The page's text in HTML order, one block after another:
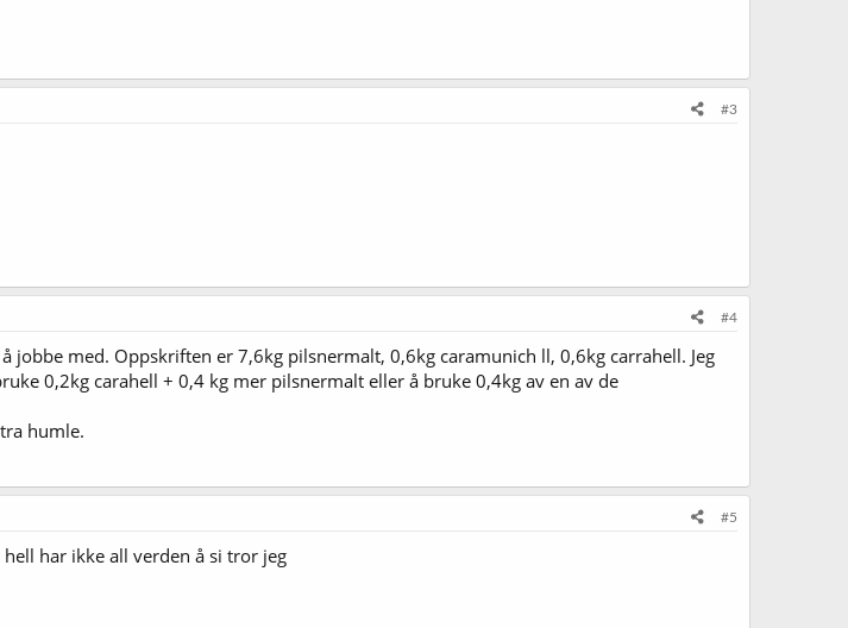
#3
#4
jobbe med. Oppskriften er 7,6kg pilsnermalt, 0,6kg caramunich ll, 0,6kg carrahell. Jeg
0,2kg carahell + 0,4 kg mer pilsnermalt eller å bruke 0,4kg av en av de
humle.
#5
har ikke all verden å si tror jeg